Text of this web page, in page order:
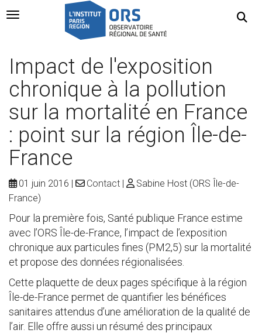
Navigation Toggle
Impact de l'exposition
chronique à la pollution
sur la mortalité en France
: point sur la région Île-de-
France
01 juin 2016 Contact
Sabine Host (ORS Île-de-
France)
Pour la première fois, Santé publique France estime
avec l’ORS Île-de-France, l’impact de l’exposition
chronique aux particules fines (PM2,5) sur la mortalité
et propose des données régionalisées.
Cette plaquette de deux pages spécifique à la région
Île-de-France permet de quantifier les bénéfices
sanitaires attendus d’une amélioration de la qualité de
l’air. Elle offre aussi un résumé des principaux